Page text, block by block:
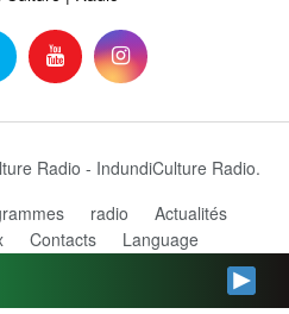
Radio - IndundiCulture Radio.
radio
Actualités
Contacts
Language